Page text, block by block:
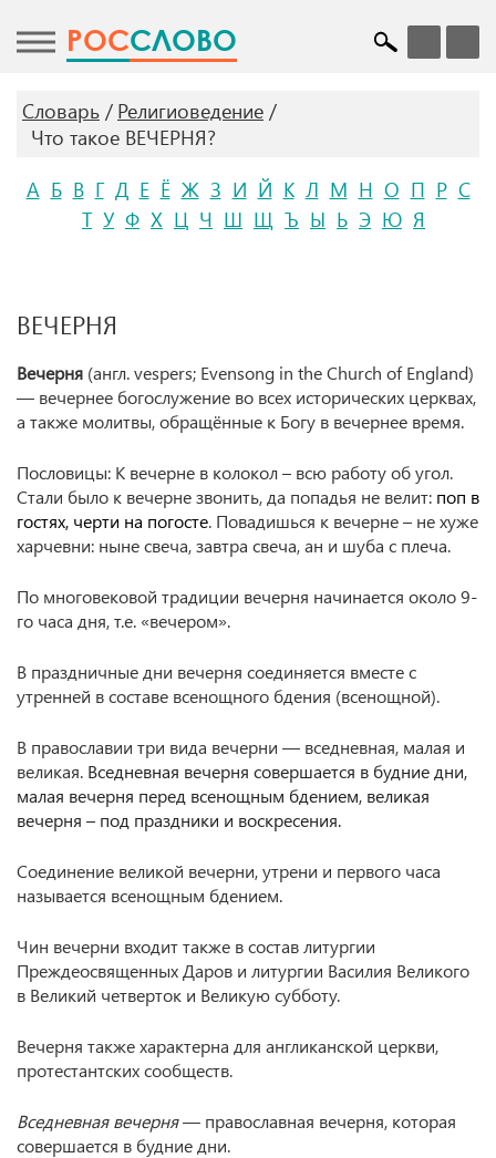
POCСЛОВО
Словарь
Религиоведение
Что такое ВЕЧЕРНЯ?
А Б В Г Д Е Ё Ж З И Й К Л М Н О П Р С
Т У Ф Х Ц Ч Ш Щ Ъ Ы Ь Э Ю Я
ВЕЧЕРНЯ
Вечерня (англ. vespers; Evensong in the Church of England)
— вечернее богослужение во всех исторических церквах,
а также молитвы, обращённые к Богу в вечернее время.
Пословицы: К вечерне в колокол – всю работу об угол.
Стали было к вечерне звонить, да попадья не велит: поп в
гостях, черти на погосте. Повадишься к вечерне – не хуже
харчевни: ныне свеча, завтра свеча, ан и шуба с плеча.
По многовековой традиции вечерня начинается около 9-
го часа дня, т.е. «вечером».
В праздничные дни вечерня соединяется вместе с
утренней в составе всенощного бдения (всенощной).
В православии три вида вечерни — вседневная, малая и
великая. Вседневная вечерня совершается в будние дни,
малая вечерня перед всенощным бдением, великая
вечерня – под праздники и воскресения.
Соединение великой вечерни, утрени и первого часа
называется всенощным бдением.
Чин вечерни входит также в состав литургии
Преждеосвященных Даров и литургии Василия Великого
в Великий четверток и Великую субботу.
Вечерня также характерна для англиканской церкви,
протестантских сообществ.
Вседневная вечерня— православная вечерня, которая
совершается в будние дни.